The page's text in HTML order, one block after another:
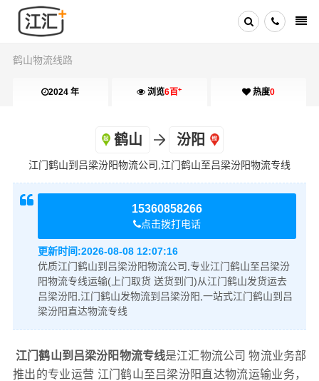
鹤山物流线路
2024 年 浏览6百+ 热度0
鹤山 汾阳
江门鹤山到吕梁汾阳物流公司,江门鹤山至吕梁汾阳物流专线
15360858266
点击拨打电话
更新时间:2026-08-08 12:07:16
优质江门鹤山到吕梁汾阳物流公司,专业江门鹤山至吕梁汾
阳物流专线运输(上门取货 送货到门)从江门鹤山发货运去
吕梁汾阳,江门鹤山发物流到吕梁汾阳,一站式江门鹤山到吕
梁汾阳直达物流专线
江门鹤山到吕梁汾阳物流专线是江汇物流公司 物流业务部
推出的专业运营 江门鹤山至吕梁汾阳直达物流运输业务，